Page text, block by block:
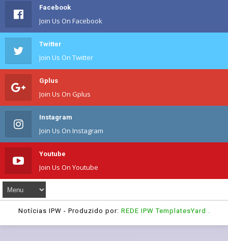
Facebook
Join Us On Facebook
Twitter
Join Us On Twitter
Gplus
Join Us On Gplus
Instagram
Join Us On Instagram
Youtube
Join Us On Youtube
Notícias IPW - Produzido por: REDE IPW TemplatesYard .